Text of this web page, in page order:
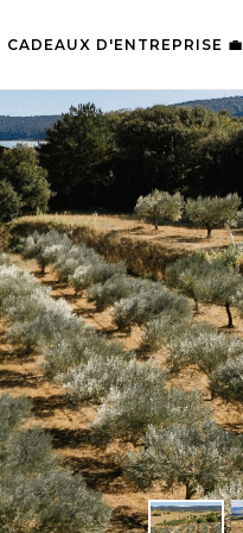
CADEAUX D'ENTREPRISE 💼